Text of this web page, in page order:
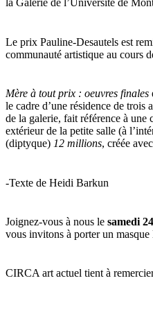
la Galerie de l’Université de
Le prix Pauline-Desautels est
communauté artistique au cours
Mère à tout prix : oeuvres finales
le cadre d’une résidence de
de la galerie, fait référence à une
extérieur de la petite salle (à
(diptyque) 12 millions, créée
-Texte de Heidi Barkun
Joignez-vous à nous le samedi
vous invitons à porter un
CIRCA art actuel tient à